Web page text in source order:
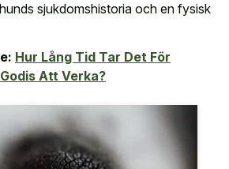
sjukdomshistoria och en fysisk
Hur Lång Tid Tar Det För
Att Verka?